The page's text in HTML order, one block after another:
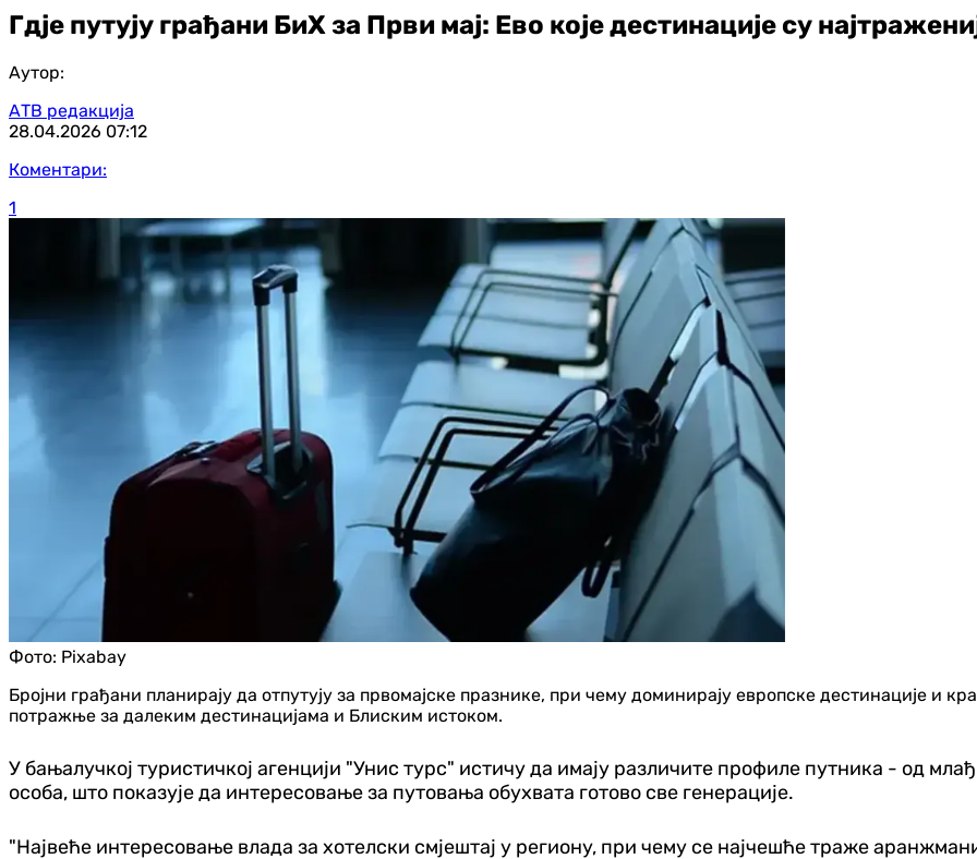
Гдје путују грађани БиХ за Први мај: Ево које дестинације су
Аутор:
АТВ редакција
28.04.2026 07:12
Коментари:
1
Фото: Pixabay
Бројни грађани планирају да отпутују за првомајске празнике, при чему доминирају европске дестинације и
потражње за далеким дестинацијама и Блиским истоком.
У бањалучкој туристичкој агенцији "Унис турс" истичу да имају различите профиле путника - од
особа, што показује да интересовање за путовања обухвата готово све генерације.
"Највеће интересовање влада за хотелски смјештај у региону, при чему се најчешће траже